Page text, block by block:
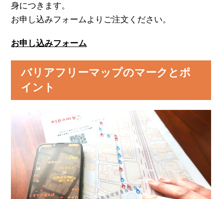
身につきます。
お申し込みフォームよりご注文ください。
お申し込みフォーム
バリアフリーマップのマークとポ
イント